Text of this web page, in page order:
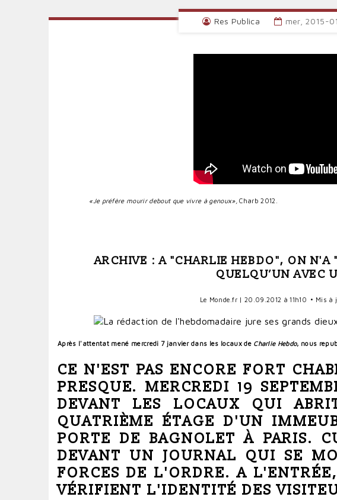
Res Publica mer, 2015-
«Je préfère mourir debout que vivre à genoux», Charb 2012.
ARCHIVE : A "CHARLIE HEBDO", ON N'A
QUELQU’UN AVEC
Le Monde.fr | 20.09.2012 à 11h10 • Mis à
Après l'attentat mené mercredi 7 janvier dans les locaux de Charlie Hebdo, nous
CE N'EST PAS ENCORE FORT
PRESQUE. MERCREDI 19
DEVANT LES LOCAUX QUI
QUATRIÈME ÉTAGE D'UN
PORTE DE BAGNOLET À PARIS.
DEVANT UN JOURNAL QUI SE
FORCES DE L'ORDRE. A
VÉRIFIENT L'IDENTITÉ DES